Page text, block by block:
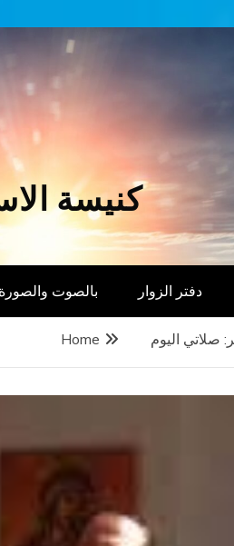
كنيسة
دفتر الزوار بالصوت والصورة
Home صلاتي اليوم